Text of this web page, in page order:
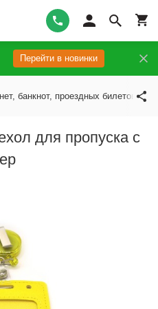
Перейти в новинки
банкнот, проездных билетов
для пропуска с